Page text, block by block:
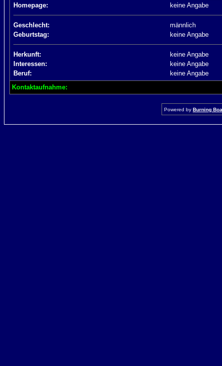
Homepage:
keine Angabe
Geschlecht:
männlich
Geburtstag:
keine Angabe
Herkunft:
keine Angabe
Interessen:
keine Angabe
Beruf:
keine Angabe
Kontaktaufnahme:
Powered by Burning